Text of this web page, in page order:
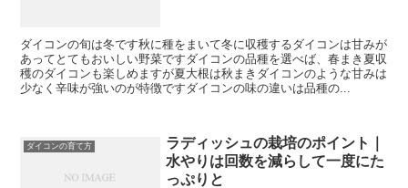
ダイコンの旬は冬です秋に種をまいて冬に収穫するダイコンは甘みが
あってとてもおいしい野菜ですダイコンの品種を選べば、春まき夏収
穫のダイコンも楽しめますが夏大根は秋まきダイコンのような甘みは
少なく辛味が強いのが特徴ですダイコンの味の違いは品種の...
ダイコンの育て方
ラディッシュの栽培のポイント｜
水やりは回数を減らして一度にた
っぷりと